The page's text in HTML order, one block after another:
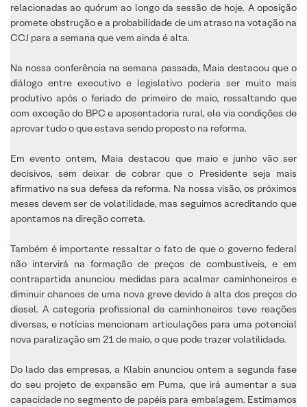
relacionadas ao quórum ao longo da sessão de hoje. A oposição
promete obstrução e a probabilidade de um atraso na votação na
CCJ para a semana que vem ainda é alta.
Na nossa conferência na semana passada, Maia destacou que o
diálogo entre executivo e legislativo poderia ser muito mais
produtivo após o feriado de primeiro de maio, ressaltando que
com exceção do BPC e aposentadoria rural, ele via condições de
aprovar tudo o que estava sendo proposto na reforma.
Em evento ontem, Maia destacou que maio e junho vão ser
decisivos, sem deixar de cobrar que o Presidente seja mais
afirmativo na sua defesa da reforma. Na nossa visão, os próximos
meses devem ser de volatilidade, mas seguimos acreditando que
apontamos na direção correta.
Também é importante ressaltar o fato de que o governo federal
não intervirá na formação de preços de combustíveis, e em
contrapartida anunciou medidas para acalmar caminhoneiros e
diminuir chances de uma nova greve devido à alta dos preços do
diesel. A categoria profissional de caminhoneiros teve reações
diversas, e notícias mencionam articulações para uma potencial
nova paralização em 21 de maio, o que pode trazer volatilidade.
Do lado das empresas, a Klabin anunciou ontem a segunda fase
do seu projeto de expansão em Puma, que irá aumentar a sua
capacidade no segmento de papéis para embalagem. Estimamos